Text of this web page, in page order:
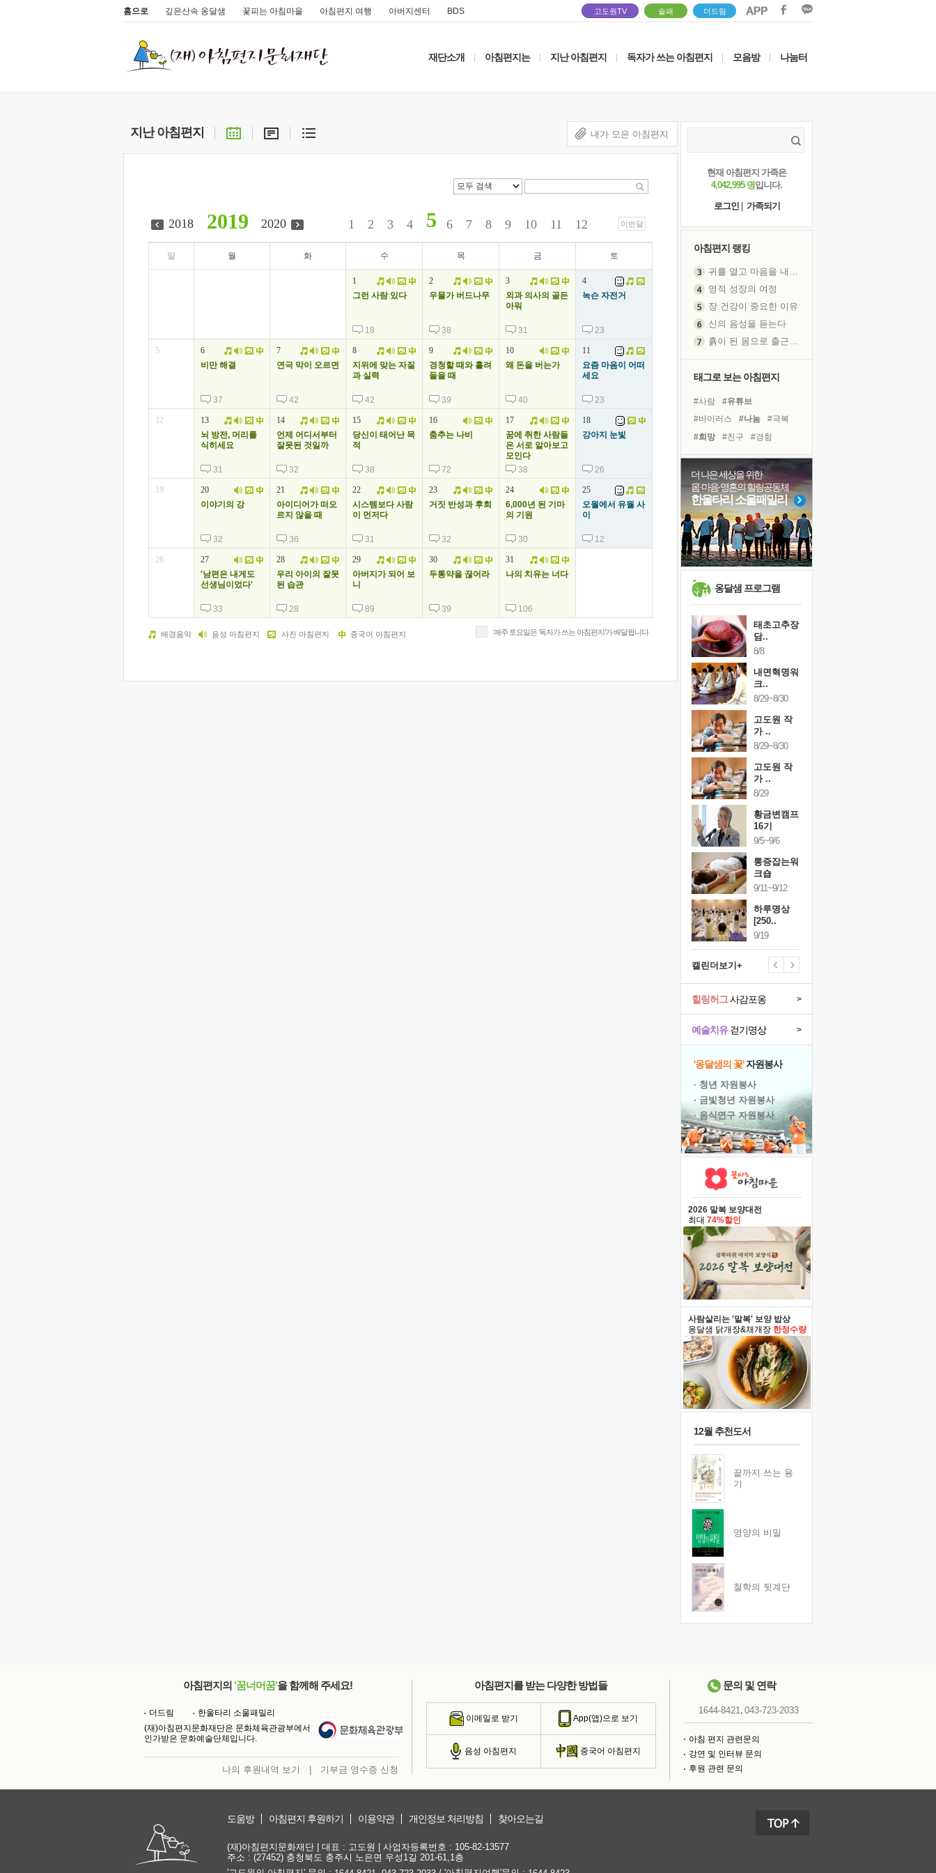
홈으로 깊은산속 옹달샘 꽃피는 아침마을 아침편지 여행 아버지센터 BDS 고도원TV 솔패 더드림
재단소개 아침편지는 지난 아침편지 독자가 쓰는 아침편지 모음방 나눔터
지난 아침편지 내가 모은 아침편지
2019
2018 2020 1 2 3 4 5 6 7 8 9 10 11 12 이번달
일 월 화 수 목 금 토
1
그런 사람 있다
18
2
우물가 버드나무
38
3
외과 의사의 골든
아워
31
4
녹슨 자전거
23
5
6
비만 해결
37
7
연극 막이 오르면
42
8
지위에 맞는 자질
과 실력
42
9
경청할 때와 흘려
들을 때
39
10
왜 돈을 버는가
40
11
요즘 마음이 어떠
세요
23
12
13
뇌 방전, 머리를
식히세요
31
14
언제 어디서부터
잘못된 것일까
32
15
당신이 태어난 목
적
38
16
춤추는 나비
72
17
꿈에 취한 사람들
은 서로 알아보고
모인다
38
18
강아지 눈빛
26
19
20
이야기의 강
32
21
아이디어가 떠오
르지 않을 때
36
22
시스템보다 사람
이 먼저다
31
23
거짓 반성과 후회
32
24
6,000년 된 기마
의 기원
30
25
오월에서 유월 사
이
12
26
27
'남편은 내게도
선생님이었다'
33
28
우리 아이의 잘못
된 습관
28
29
아버지가 되어 보
니
89
30
두통약을 끊어라
39
31
나의 치유는 너다
106
배경음악 음성 아침편지 사진 아침편지 중국어 아침편지 매주 토요일은 ‘독자가 쓰는 아침편지’가 배달됩니다.
현재 아침편지 가족은
4,042,995 명입니다.
로그인
가족되기
아침편지 랭킹
귀를 열고 마음을 내어주고
영적 성장의 여정
장 건강이 중요한 이유
신의 음성을 듣는다
흙이 된 몸으로 출근하는 여자
졸업식 사진을 보며
아픈 아버지를 위한 공간 설계
극심한 변비, 어깨결림, 수면 장애
보고 싶은 어머니
유년 시절의 부산 영도 바다
못된 꼰대들
거울 속의 나
희망이란
'모른다'는 것
태그로 보는 아침편지
#사람
#유튜브
#바이러스
#나눔
#극복
#희망
#친구
#경험
#비전캠프
#선택
#위기
#명상
#독서캠프
#도움
#면역력
#힐링
#아이들
#삶
#계획 #리더
#건강
#독서
더 나은 세상을 위한
몸·마음·영혼의 힐링공동체
한울타리 소울패밀리
옹달샘 프로그램
여행
스..
태초고추장
담..
8/8
내면혁명워
크..
8/29~8/30
고도원 작
가 ..
8/29~8/30
고도원 작
가 ..
8/29
황금변캠프
16기
9/5~9/6
통증잡는워
크숍
9/11~9/12
하루명상
[250..
9/19
캘린더보기+
예술치유걷기명상 >
힐링허그사감포옹 >
'옹달샘의 꽃'자원봉사
· 청년 자원봉사
· 금빛청년 자원봉사
· 음식연구 자원봉사
2026 말복 보양대전
최대 74%할인
사람살리는 '말복' 보양 밥상
옹달샘 닭개장&채개장 한정수량
12월 추천도서
끝까지 쓰는 용
기
영양의 비밀
철학의 뒷계단
아침편지의 '꿈너머꿈'을 함께해 주세요!
더드림
한울타리 소울패밀리
(재)아침편지문화재단은 문화체육관광부에서
인가받은 문화예술단체입니다.
나의 후원내역 보기 기부금 영수증 신청
아침편지를 받는 다양한 방법들
이메일로 받기 App(앱)으로 보기
음성 아침편지 중국어 아침편지
문의 및 연락
1644-8421, 043-723-2033
아침 편지 관련문의
강연 및 인터뷰 문의
후원 관련 문의
도움방 아침편지 후원하기 이용약관 개인정보 처리방침 찾아오는길
(재)아침편지문화재단 | 대표 : 고도원 | 사업자등록번호 : 105-82-13577
주소 : (27452) 충청북도 충주시 노은면 우성1길 201-61,1층